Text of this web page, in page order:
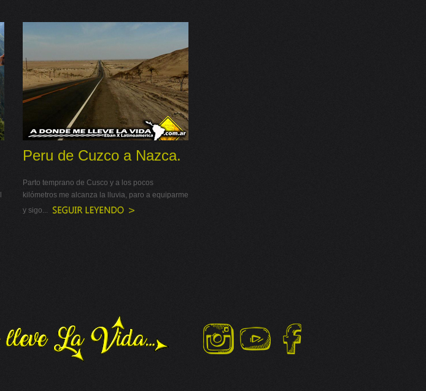
Peru de Cuzco a Nazca.
Parto temprano de Cusco y a los pocos
kilómetros me alcanza la lluvia, paro a equiparme
y sigo...